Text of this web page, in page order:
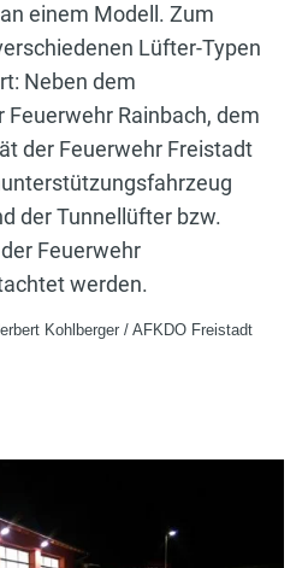
einem Modell. Zum
Lüfter-Typen
Neben dem
Rainbach, dem
der Feuerwehr Freistadt
der Tunnellüfter bzw.
Feuerwehr
werden.
Kohlberger / AFKDO Freistadt